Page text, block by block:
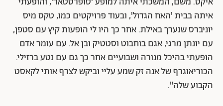
איתה בבית 'האח הגדול', ובעוד פרויקטים כמו, טקס מיס
יוניברס שנערך באילת. אחר כך היו לי הופעות קיץ עם סטפן,
עם יונתן מרגי, אגם בוחבוט וסטטיק ובן אל. עם עומר אדם
הופעתי בהיכל מנורה ושבועיים אחר כך גם עם נטע ברזילי.
הכוריאוגרף של אנה זק שמע עליי וביקש לצרף אותי לקאסט
הקבוע שלה".